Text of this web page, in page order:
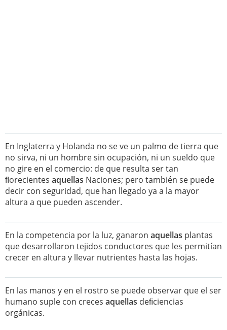
En Inglaterra y Holanda no se ve un palmo de tierra que
no sirva, ni un hombre sin ocupación, ni un sueldo que
no gire en el comercio: de que resulta ser tan
ﬂorecientes aquellas Naciones; pero también se puede
decir con seguridad, que han llegado ya a la mayor
altura a que pueden ascender.
En la competencia por la luz, ganaron aquellas plantas
que desarrollaron tejidos conductores que les permitían
crecer en altura y llevar nutrientes hasta las hojas.
En las manos y en el rostro se puede observar que el ser
humano suple con creces aquellas deﬁciencias
orgánicas.